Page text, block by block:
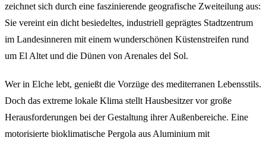
zeichnet sich durch eine faszinierende geografische Zweiteilung aus:
Sie vereint ein dicht besiedeltes, industriell geprägtes Stadtzentrum
im Landesinneren mit einem wunderschönen Küstenstreifen rund
um El Altet und die Dünen von Arenales del Sol.
Wer in Elche lebt, genießt die Vorzüge des mediterranen Lebensstils.
Doch das extreme lokale Klima stellt Hausbesitzer vor große
Herausforderungen bei der Gestaltung ihrer Außenbereiche. Eine
motorisierte bioklimatische Pergola aus Aluminium mit